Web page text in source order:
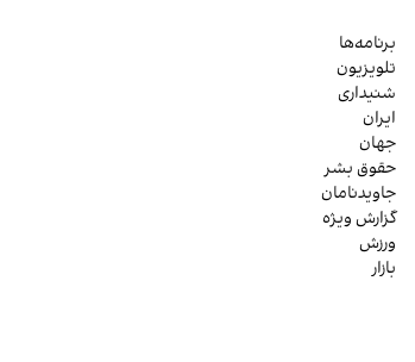
برنامه‌ها
تلویزیون
شنیداری
ایران
جهان
حقوق بشر
جاویدنامان
گزارش ویژه
ورزش
بازار